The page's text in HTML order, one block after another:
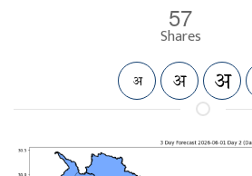
57
Shares